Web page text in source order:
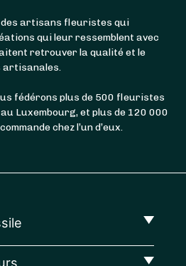
des artisans fleuristes qui
qui leur ressemblent avec
retrouver la qualité et le
artisanales.
fédérons plus de 500 fleuristes
Luxembourg, et plus de 120 000
chez l’un d’eux.